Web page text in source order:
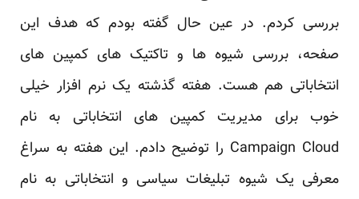
بررسی کردم. در عین حال گفته بودم که هدف این
صفحه، بررسی شیوه ها و تاکتیک های کمپین های
انتخاباتی هم هست. هفته گذشته یک نرم افزار خیلی
خوب برای مدیریت کمپین های انتخاباتی به نام
Campaign Cloud را توضیح دادم. این هفته به سراغ
معرفی یک شیوه تبلیغات سیاسی و انتخاباتی به نام